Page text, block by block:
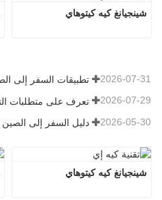
شينجيانغ كيه كيتوهاي
2026-07-31
2026-07-29
2026-05-30
شينجيانغ كيه كيتوهاي